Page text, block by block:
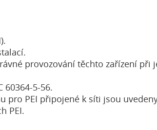
provozování těchto zařízení při
60364-5-56.
pro PEI připojené k síti jsou
PEI.